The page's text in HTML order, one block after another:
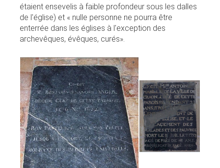
étaient ensevelis à faible profondeur sous les dalles
de l'église) et « nulle personne ne pourra être
enterrée dans les églises à l'exception des
archevêques, évêques, curés».